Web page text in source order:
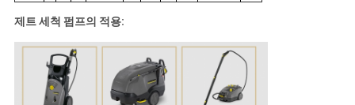
제트 세척 펌프의 적용: